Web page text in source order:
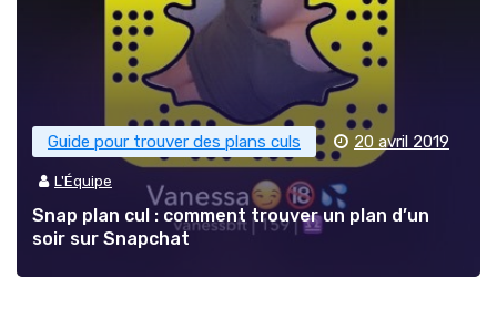
Guide pour trouver des plans culs 20 avril 2019
L'Équipe
Snap plan cul : comment trouver un plan d’un
soir sur Snapchat